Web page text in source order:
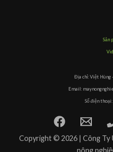
Sản
Địa chỉ: Việt Hùng
Email:
Số điện
Copyright © 2026 | Công Ty
nông